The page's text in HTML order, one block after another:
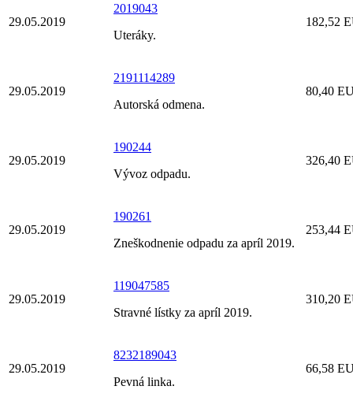
29.05.2019
2019043
Uteráky.
182,52
29.05.2019
2191114289
Autorská odmena.
80,40
29.05.2019
190244
Vývoz odpadu.
326,40
29.05.2019
190261
Zneškodnenie odpadu za apríl 2019.
253,44
29.05.2019
119047585
Stravné lístky za apríl 2019.
310,20
29.05.2019
8232189043
Pevná linka.
66,58